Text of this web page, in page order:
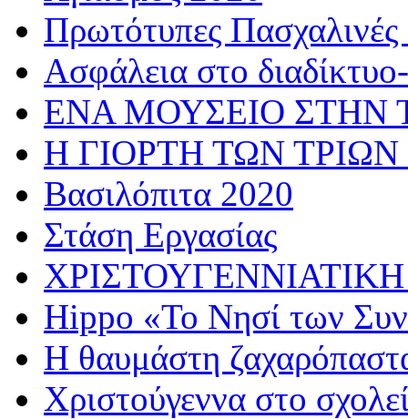
Πρωτότυπες Πασχαλινές
Ασφάλεια στο
ΕΝΑ ΜΟΥΣΕΙΟ ΣΤΗΝ
Η ΓΙΟΡΤΗ ΤΩΝ
Βασιλόπιτα 2020
Στάση Εργασίας
Hippo «Το Νησί των
Η θαυμάστη
Χριστούγεννα στο